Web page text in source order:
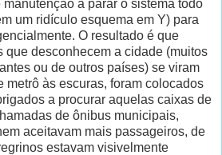
a parar o sistema todo
um ridículo esquema em Y) para
O resultado é que
que desconhecem a cidade (muitos
ou de outros países) se viram
metrô às escuras, foram colocados
a procurar aquelas caixas de
de ônibus municipais,
aceitavam mais passageiros, de
estavam visivelmente